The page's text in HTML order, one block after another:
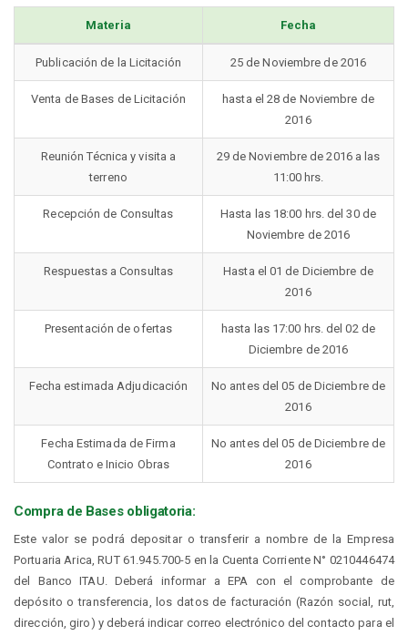
Materia Fecha
Publicación de la Licitación 25 de Noviembre de 2016
Venta de Bases de Licitación
hasta el 28 de Noviembre de
2016
Reunión Técnica y visita a
terreno
29 de Noviembre de 2016 a las
11:00 hrs.
Recepción de Consultas
Hasta las 18:00 hrs. del 30 de
Noviembre de 2016
Respuestas a Consultas
Hasta el 01 de Diciembre de
2016
Presentación de ofertas
hasta las 17:00 hrs. del 02 de
Diciembre de 2016
Fecha estimada Adjudicación
No antes del 05 de Diciembre de
2016
Fecha Estimada de Firma
Contrato e Inicio Obras
No antes del 05 de Diciembre de
2016
Compra de Bases obligatoria:
Este valor se podrá depositar o transferir a nombre de la Empresa
Portuaria Arica, RUT 61.945.700-5 en la Cuenta Corriente N° 0210446474
del Banco ITAU. Deberá informar a EPA con el comprobante de
depósito o transferencia, los datos de facturación (Razón social, rut,
dirección, giro) y deberá indicar correo electrónico del contacto para el